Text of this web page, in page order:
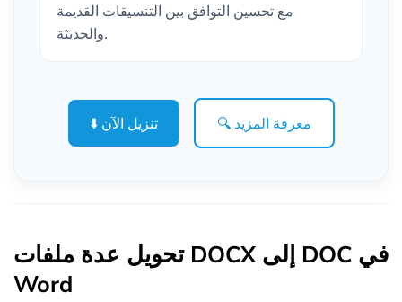
مع تحسين التوافق بين التنسيقات القديمة
والحديثة.
⬇️ تنزيل الآن 🔍 معرفة المزيد
تحويل عدة ملفات DOCX إلى DOC في
Word